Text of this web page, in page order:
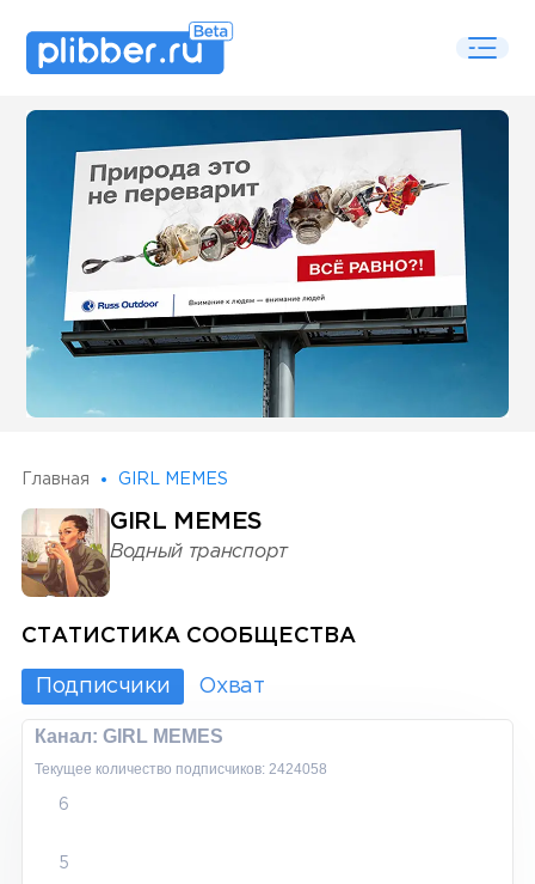
Some SEO Title
Главная GIRL MEMES
GIRL MEMES
Водный транспорт
СТАТИСТИКА СООБЩЕСТВА
Подписчики Охват
Канал: GIRL MEMES
Текущее количество подписчиков: 2424058
6
5